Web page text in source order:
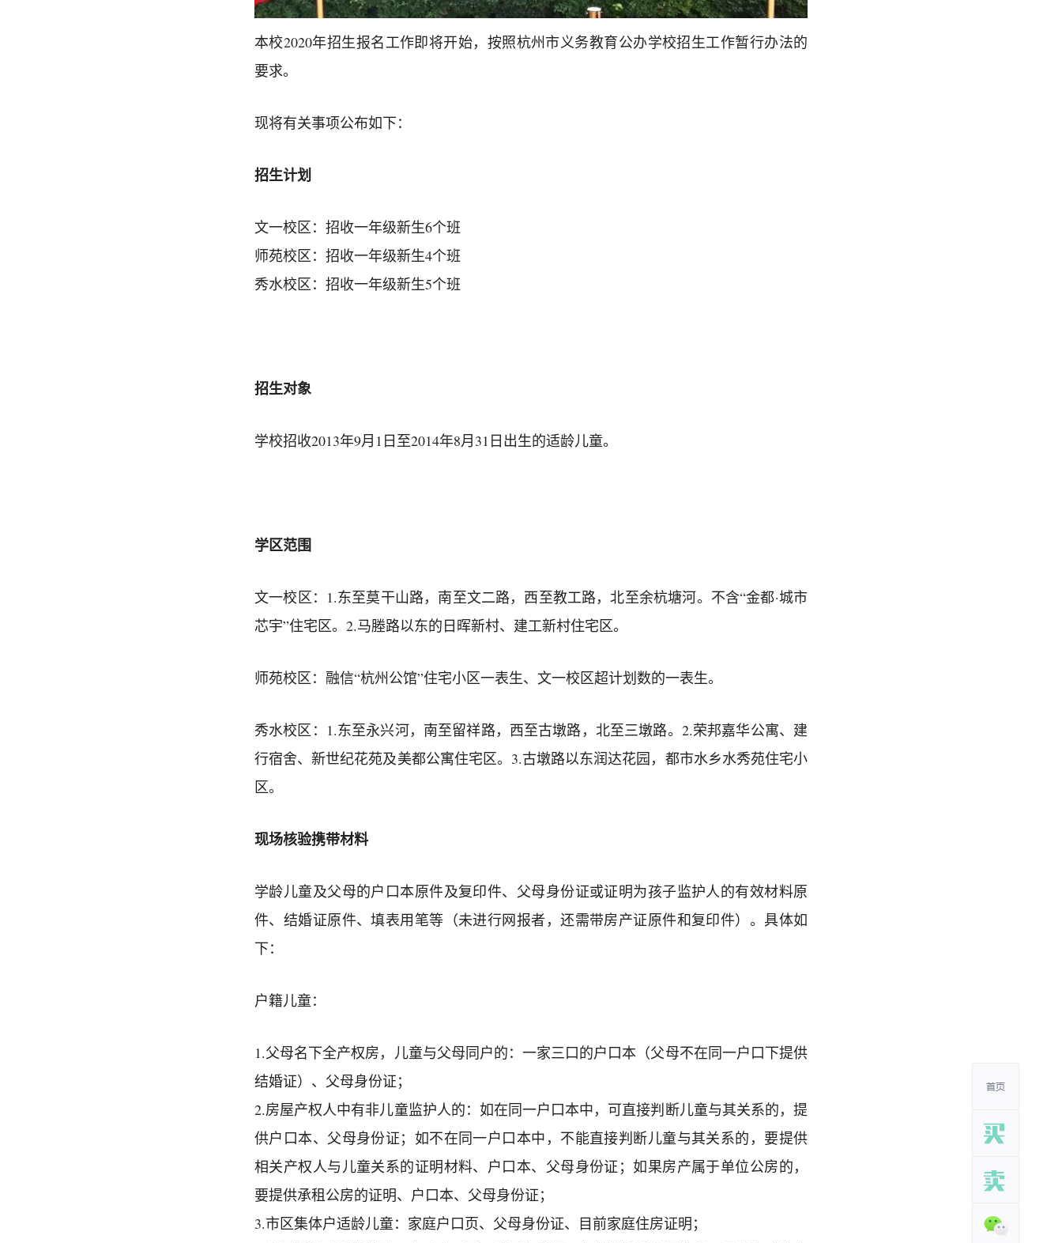
本校2020年招生报名工作即将开始，按照杭州市义务教育公办学校招生工作暂行办法的
要求。
现将有关事项公布如下：
招生计划
文一校区：招收一年级新生6个班
师苑校区：招收一年级新生4个班
秀水校区：招收一年级新生5个班
招生对象
学校招收2013年9月1日至2014年8月31日出生的适龄儿童。
学区范围
文一校区：1.东至莫干山路，南至文二路，西至教工路，北至余杭塘河。不含“金都·城市
芯宇”住宅区。2.马塍路以东的日晖新村、建工新村住宅区。
师苑校区：融信“杭州公馆”住宅小区一表生、文一校区超计划数的一表生。
秀水校区：1.东至永兴河，南至留祥路，西至古墩路，北至三墩路。2.荣邦嘉华公寓、建
行宿舍、新世纪花苑及美都公寓住宅区。3.古墩路以东润达花园，都市水乡水秀苑住宅小
区。
现场核验携带材料
学龄儿童及父母的户口本原件及复印件、父母身份证或证明为孩子监护人的有效材料原
件、结婚证原件、填表用笔等（未进行网报者，还需带房产证原件和复印件）。具体如
下：
户籍儿童：
1.父母名下全产权房，儿童与父母同户的：一家三口的户口本（父母不在同一户口下提供
结婚证）、父母身份证；
2.房屋产权人中有非儿童监护人的：如在同一户口本中，可直接判断儿童与其关系的，提
供户口本、父母身份证；如不在同一户口本中，不能直接判断儿童与其关系的，要提供
相关产权人与儿童关系的证明材料、户口本、父母身份证；如果房产属于单位公房的，
要提供承租公房的证明、户口本、父母身份证；
3.市区集体户适龄儿童：家庭户口页、父母身份证、目前家庭住房证明；